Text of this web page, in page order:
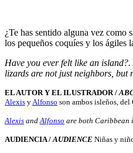
¿Te has sentido alguna vez como
los pequeños coquíes y los ágiles
Have you ever felt like an
lizards are not just neighbors, but
EL AUTOR Y EL ILUSTRADOR /
Alexis yAlfonso son ambos isleños,
Alexis andAlfonso are both Caribbean
AUDIENCIA /AUDIENCE Niñas y